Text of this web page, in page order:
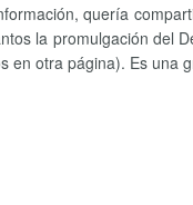
quería
la promulgación del
en otra página). Es una